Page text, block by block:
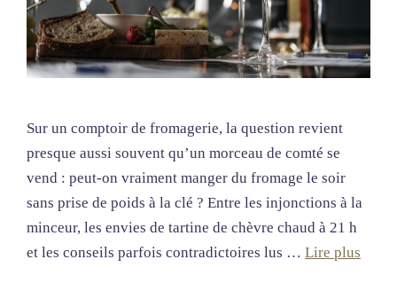
Sur un comptoir de fromagerie, la question revient
presque aussi souvent qu’un morceau de comté se
vend : peut-on vraiment manger du fromage le soir
sans prise de poids à la clé ? Entre les injonctions à la
minceur, les envies de tartine de chèvre chaud à 21 h
et les conseils parfois contradictoires lus … Lire plus